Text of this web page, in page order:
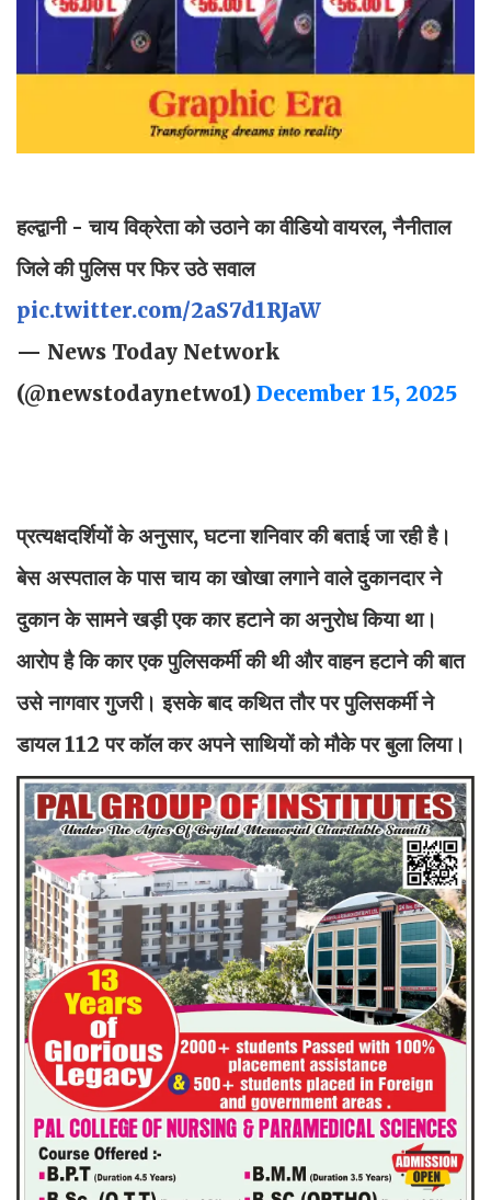
हल्द्वानी - चाय विक्रेता को उठाने का वीडियो वायरल, नैनीताल
जिले की पुलिस पर फिर उठे सवाल
pic.twitter.com/2aS7d1RJaW
— News Today Network
(@newstodaynetwo1) December 15, 2025
प्रत्यक्षदर्शियों के अनुसार, घटना शनिवार की बताई जा रही है।
बेस अस्पताल के पास चाय का खोखा लगाने वाले दुकानदार ने
दुकान के सामने खड़ी एक कार हटाने का अनुरोध किया था।
आरोप है कि कार एक पुलिसकर्मी की थी और वाहन हटाने की बात
उसे नागवार गुजरी। इसके बाद कथित तौर पर पुलिसकर्मी ने
डायल 112 पर कॉल कर अपने साथियों को मौके पर बुला लिया।